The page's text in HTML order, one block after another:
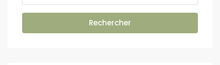
Rechercher